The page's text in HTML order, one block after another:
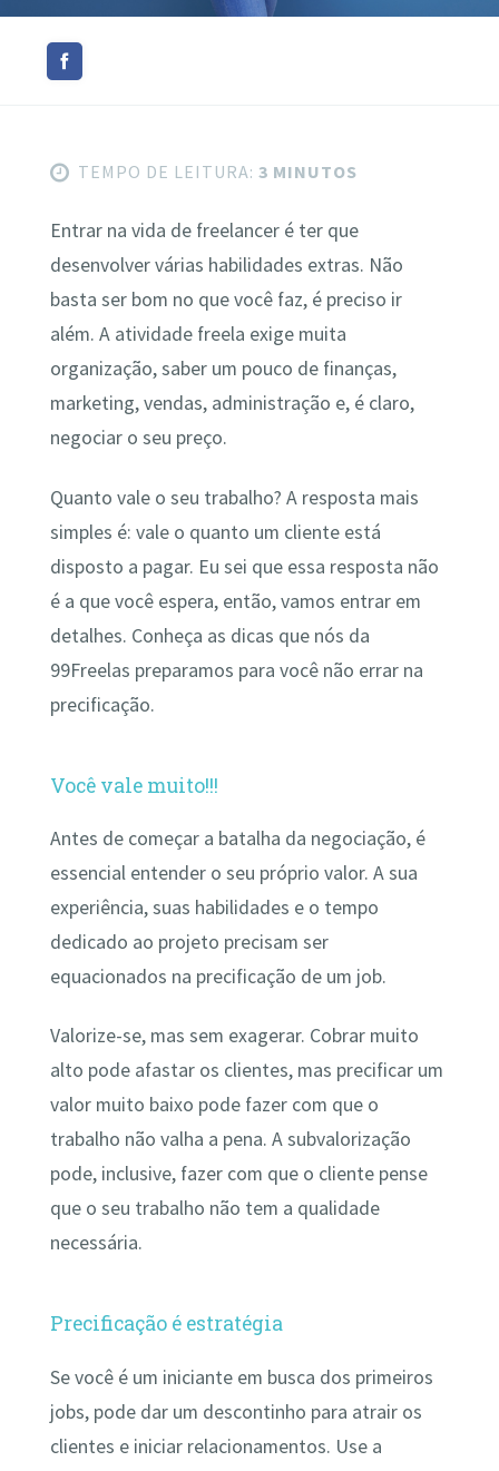
TEMPO DE LEITURA: 3 MINUTOS
Entrar na vida de freelancer é ter que
desenvolver várias habilidades extras. Não
basta ser bom no que você faz, é preciso ir
além. A atividade freela exige muita
organização, saber um pouco de finanças,
marketing, vendas, administração e, é claro,
negociar o seu preço.
Quanto vale o seu trabalho? A resposta mais
simples é: vale o quanto um cliente está
disposto a pagar. Eu sei que essa resposta não
é a que você espera, então, vamos entrar em
detalhes. Conheça as dicas que nós da
99Freelas preparamos para você não errar na
precificação.
Você vale muito!!!
Antes de começar a batalha da negociação, é
essencial entender o seu próprio valor. A sua
experiência, suas habilidades e o tempo
dedicado ao projeto precisam ser
equacionados na precificação de um job.
Valorize-se, mas sem exagerar. Cobrar muito
alto pode afastar os clientes, mas precificar um
valor muito baixo pode fazer com que o
trabalho não valha a pena. A subvalorização
pode, inclusive, fazer com que o cliente pense
que o seu trabalho não tem a qualidade
necessária.
Precificação é estratégia
Se você é um iniciante em busca dos primeiros
jobs, pode dar um descontinho para atrair os
clientes e iniciar relacionamentos. Use a